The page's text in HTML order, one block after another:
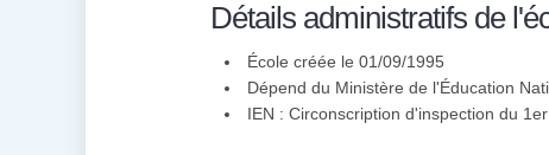
Détails administratifs de
École créée le 01/09/1995
Dépend du Ministère de l'Éducation
IEN : Circonscription d'inspection du